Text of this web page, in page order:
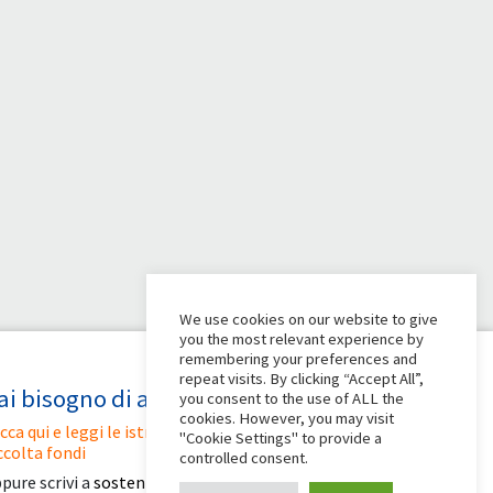
bisogno di aiuto?
qui e leggi le istruzioni per creare la tua
fondi
scrivi asostenitori@apg23.orgo chiama il
We use cookies on our website to give
you the most relevant experience by
remembering your preferences and
repeat visits. By clicking “Accept All”,
you consent to the use of ALL the
cookies. However, you may visit
"Cookie Settings" to provide a
controlled consent.